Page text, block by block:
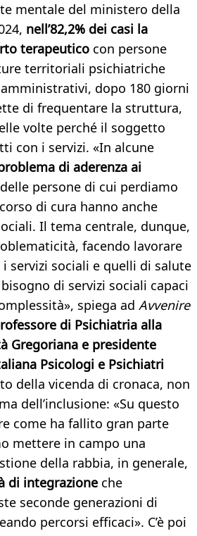
mentale del ministero della
nell’82,2% dei casi la
terapeutico con persone
territoriali psichiatriche
dopo 180 giorni
di frequentare la struttura,
volte perché il soggetto
con i servizi. «In alcune
di aderenza ai
persone di cui perdiamo
di cura hanno anche
Il tema centrale, dunque,
facendo lavorare
servizi sociali e quelli di salute
di servizi sociali capaci
spiega ad Avvenire
di Psichiatria alla
Gregoriana e presidente
Psicologi e Psichiatri
della vicenda di cronaca, non
dell’inclusione: «Su questo
come ha fallito gran parte
mettere in campo una
della rabbia, in generale,
di integrazione che
seconde generazioni di
percorsi efficaci». C’è poi